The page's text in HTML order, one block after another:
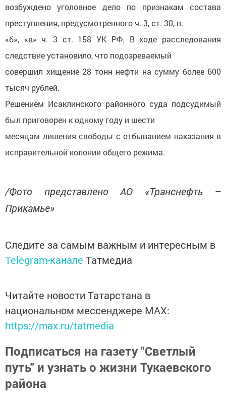
возбуждено уголовное дело по признакам состава
преступления, предусмотренного ч. 3, ст. 30, п.
«б», «в» ч. 3 ст. 158 УК РФ. В ходе расследования
следствие установило, что подозреваемый
совершил хищение 28 тонн нефти на сумму более 600
тысяч рублей.
Решением Исаклинского районного суда подсудимый
был приговорен к одному году и шести
месяцам лишения свободы с отбыванием наказания в
исправительной колонии общего режима.
/Фото представлено АО «Транснефть –
Прикамье»
Следите за самым важным и интересным в
Telegram-канале Татмедиа
Читайте новости Татарстана в
национальном мессенджере MАХ:
https://max.ru/tatmedia
Подписаться на газету "Светлый
путь" и узнать о жизни Тукаевского
района